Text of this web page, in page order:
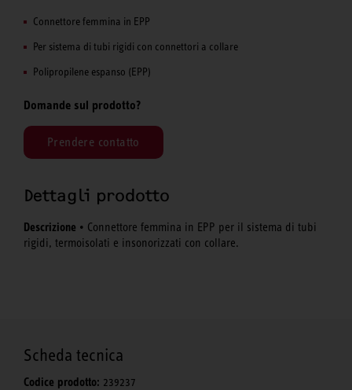
Connettore femmina in EPP
Per sistema di tubi rigidi con connettori a collare
Polipropilene espanso (EPP)
Domande sul prodotto?
Prendere contatto
Dettagli prodotto
Descrizione • Connettore femmina in EPP per il sistema di tubi
rigidi, termoisolati e insonorizzati con collare.
Scheda tecnica
Codice prodotto: 239237